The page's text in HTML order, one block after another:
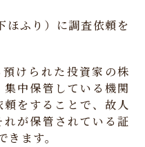
ほふり）に調査依頼を
けられた投資家の株
集中保管している機関
をすることで、故人
れが保管されている証
ます。